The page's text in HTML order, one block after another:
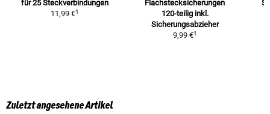
für 25 Steckverbindungen
11,99 €1
Flachstecksicherungen
120-teilig inkl.
Sicherungsabzieher
9,99 €1
Zuletzt angesehene Artikel